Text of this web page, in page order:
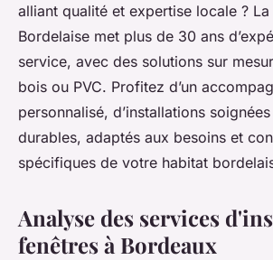
alliant qualité et expertise locale ? La
Bordelaise met plus de 30 ans
service, avec des solutions sur
bois ou PVC. Profitez d’un
personnalisé, d’installations
durables, adaptés aux besoins et
spécifiques de votre habitat
Analyse des services
fenêtres à Bordeaux